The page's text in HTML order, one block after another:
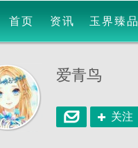
首页 资讯 玉界臻品
爱青鸟
关注